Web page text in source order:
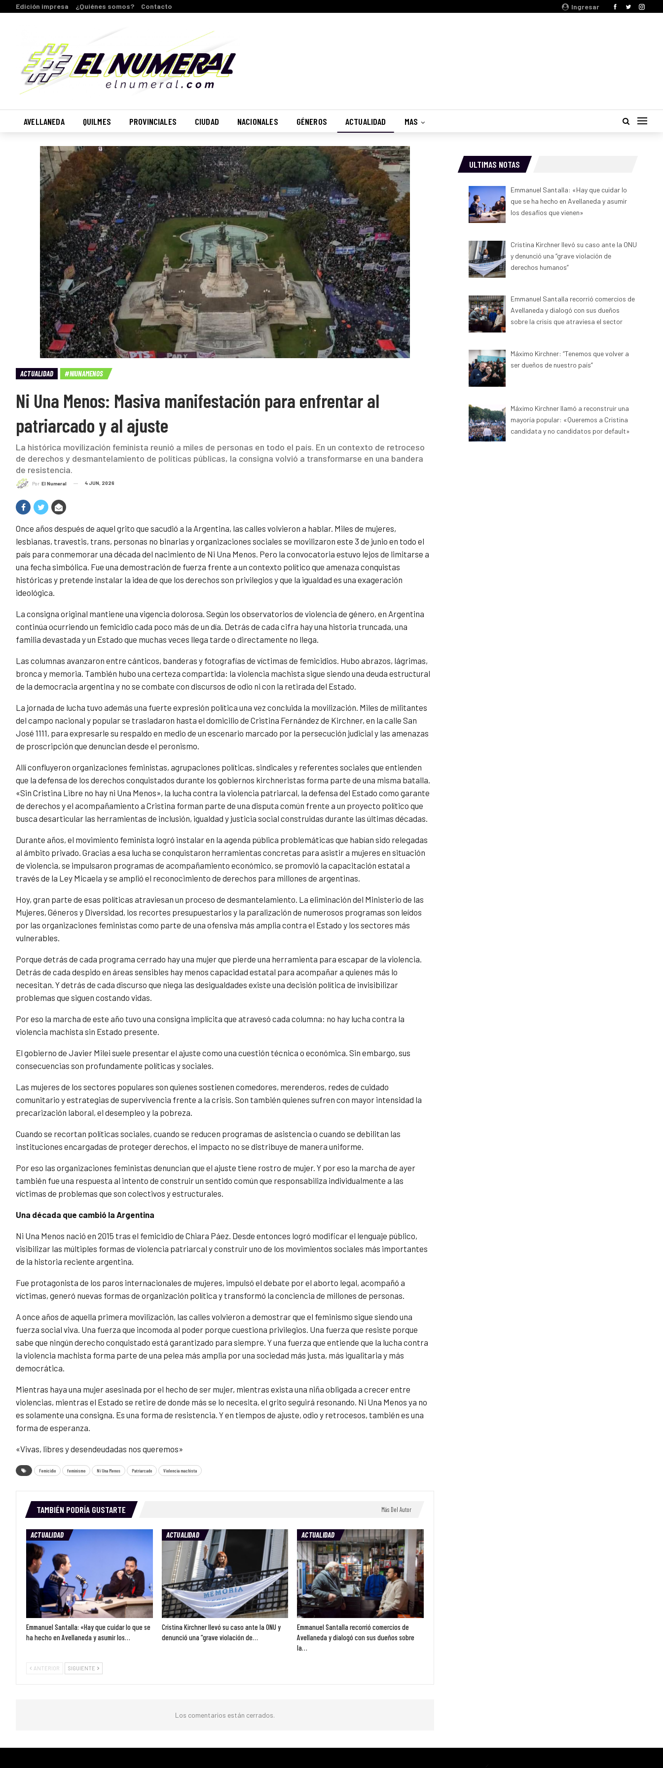
Ingresar
Edición impresa ¿Quiénes somos? Contacto
AVELLANEDA QUILMES PROVINCIALES CIUDAD NACIONALES GÉNEROS ACTUALIDAD MAS
ACTUALIDAD #NIUNAMENOS
Ni Una Menos: Masiva manifestación para enfrentar al
patriarcado y al ajuste
La histórica movilización feminista reunió a miles de personas en todo el país. En un contexto de retroceso
de derechos y desmantelamiento de políticas públicas, la consigna volvió a transformarse en una bandera
de resistencia.
Por El Numeral 4 JUN, 2026
Once años después de aquel grito que sacudió a la Argentina, las calles volvieron a hablar. Miles de mujeres,
lesbianas, travestis, trans, personas no binarias y organizaciones sociales se movilizaron este 3 de junio en todo el
país para conmemorar una década del nacimiento de Ni Una Menos. Pero la convocatoria estuvo lejos de limitarse a
una fecha simbólica. Fue una demostración de fuerza frente a un contexto político que amenaza conquistas
históricas y pretende instalar la idea de que los derechos son privilegios y que la igualdad es una exageración
ideológica.
La consigna original mantiene una vigencia dolorosa. Según los observatorios de violencia de género, en Argentina
continúa ocurriendo un femicidio cada poco más de un día. Detrás de cada cifra hay una historia truncada, una
familia devastada y un Estado que muchas veces llega tarde o directamente no llega.
Las columnas avanzaron entre cánticos, banderas y fotografías de víctimas de femicidios. Hubo abrazos, lágrimas,
bronca y memoria. También hubo una certeza compartida: la violencia machista sigue siendo una deuda estructural
de la democracia argentina y no se combate con discursos de odio ni con la retirada del Estado.
La jornada de lucha tuvo además una fuerte expresión política una vez concluida la movilización. Miles de militantes
del campo nacional y popular se trasladaron hasta el domicilio de Cristina Fernández de Kirchner, en la calle San
José 1111, para expresarle su respaldo en medio de un escenario marcado por la persecución judicial y las amenazas
de proscripción que denuncian desde el peronismo.
Allí confluyeron organizaciones feministas, agrupaciones políticas, sindicales y referentes sociales que entienden
que la defensa de los derechos conquistados durante los gobiernos kirchneristas forma parte de una misma batalla.
«Sin Cristina Libre no hay ni Una Menos», la lucha contra la violencia patriarcal, la defensa del Estado como garante
de derechos y el acompañamiento a Cristina forman parte de una disputa común frente a un proyecto político que
busca desarticular las herramientas de inclusión, igualdad y justicia social construidas durante las últimas décadas.
Durante años, el movimiento feminista logró instalar en la agenda pública problemáticas que habían sido relegadas
al ámbito privado. Gracias a esa lucha se conquistaron herramientas concretas para asistir a mujeres en situación
de violencia, se impulsaron programas de acompañamiento económico, se promovió la capacitación estatal a
través de la Ley Micaela y se amplió el reconocimiento de derechos para millones de argentinas.
Hoy, gran parte de esas políticas atraviesan un proceso de desmantelamiento. La eliminación del Ministerio de las
Mujeres, Géneros y Diversidad, los recortes presupuestarios y la paralización de numerosos programas son leídos
por las organizaciones feministas como parte de una ofensiva más amplia contra el Estado y los sectores más
vulnerables.
Porque detrás de cada programa cerrado hay una mujer que pierde una herramienta para escapar de la violencia.
Detrás de cada despido en áreas sensibles hay menos capacidad estatal para acompañar a quienes más lo
necesitan. Y detrás de cada discurso que niega las desigualdades existe una decisión política de invisibilizar
problemas que siguen costando vidas.
Por eso la marcha de este año tuvo una consigna implícita que atravesó cada columna: no hay lucha contra la
violencia machista sin Estado presente.
El gobierno de Javier Milei suele presentar el ajuste como una cuestión técnica o económica. Sin embargo, sus
consecuencias son profundamente políticas y sociales.
Las mujeres de los sectores populares son quienes sostienen comedores, merenderos, redes de cuidado
comunitario y estrategias de supervivencia frente a la crisis. Son también quienes sufren con mayor intensidad la
precarización laboral, el desempleo y la pobreza.
Cuando se recortan políticas sociales, cuando se reducen programas de asistencia o cuando se debilitan las
instituciones encargadas de proteger derechos, el impacto no se distribuye de manera uniforme.
Por eso las organizaciones feministas denuncian que el ajuste tiene rostro de mujer. Y por eso la marcha de ayer
también fue una respuesta al intento de construir un sentido común que responsabiliza individualmente a las
víctimas de problemas que son colectivos y estructurales.
Una década que cambió la Argentina
Ni Una Menos nació en 2015 tras el femicidio de Chiara Páez. Desde entonces logró modificar el lenguaje público,
visibilizar las múltiples formas de violencia patriarcal y construir uno de los movimientos sociales más importantes
de la historia reciente argentina.
Fue protagonista de los paros internacionales de mujeres, impulsó el debate por el aborto legal, acompañó a
víctimas, generó nuevas formas de organización política y transformó la conciencia de millones de personas.
A once años de aquella primera movilización, las calles volvieron a demostrar que el feminismo sigue siendo una
fuerza social viva. Una fuerza que incomoda al poder porque cuestiona privilegios. Una fuerza que resiste porque
sabe que ningún derecho conquistado está garantizado para siempre. Y una fuerza que entiende que la lucha contra
la violencia machista forma parte de una pelea más amplia por una sociedad más justa, más igualitaria y más
democrática.
Mientras haya una mujer asesinada por el hecho de ser mujer, mientras exista una niña obligada a crecer entre
violencias, mientras el Estado se retire de donde más se lo necesita, el grito seguirá resonando. Ni Una Menos ya no
es solamente una consigna. Es una forma de resistencia. Y en tiempos de ajuste, odio y retrocesos, también es una
forma de esperanza.
«Vivas, libres y desendeudadas nos queremos»
Femicidio feminismo Ni Una Menos Patriarcado Violencia machista
TAMBIÉN PODRÍA GUSTARTE Más Del Autor
ACTUALIDAD
Emmanuel Santalla: «Hay que cuidar lo que se
ha hecho en Avellaneda y asumir los…
ACTUALIDAD
Cristina Kirchner llevó su caso ante la ONU y
denunció una “grave violación de…
ACTUALIDAD
Emmanuel Santalla recorrió comercios de
Avellaneda y dialogó con sus dueños sobre
la…
ANTERIOR SIGUIENTE
Los comentarios están cerrados.
ULTIMAS NOTAS
Emmanuel Santalla: «Hay que cuidar lo
que se ha hecho en Avellaneda y asumir
los desafíos que vienen»
Cristina Kirchner llevó su caso ante la ONU
y denunció una “grave violación de
derechos humanos”
Emmanuel Santalla recorrió comercios de
Avellaneda y dialogó con sus dueños
sobre la crisis que atraviesa el sector
Máximo Kirchner: “Tenemos que volver a
ser dueños de nuestro país”
Máximo Kirchner llamó a reconstruir una
mayoría popular: «Queremos a Cristina
candidata y no candidatos por default»